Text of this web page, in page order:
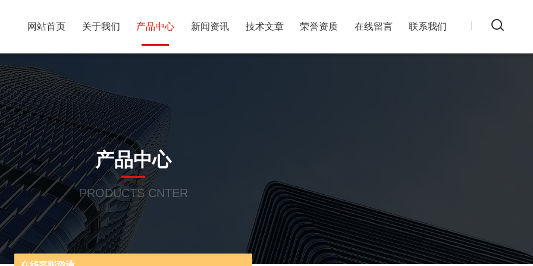
网站首页 关于我们 产品中心 新闻资讯 技术文章 荣誉资质 在线留言 联系我们
产品中心
PRODUCTS CNTER